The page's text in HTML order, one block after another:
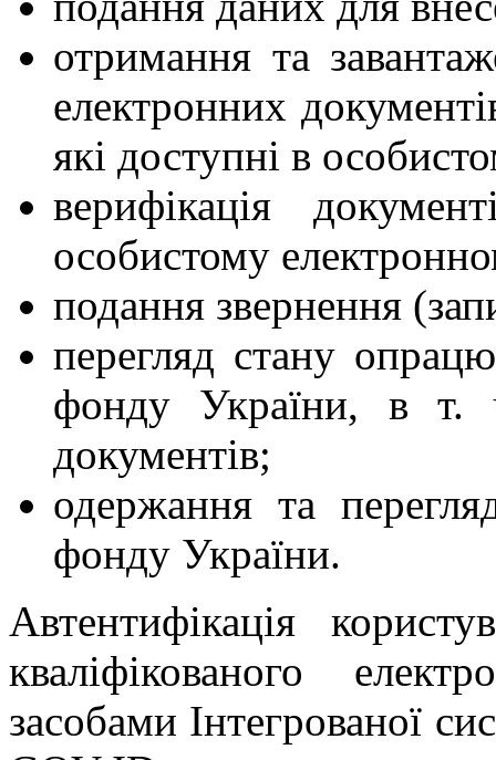
отримання та
електронних
які доступні в
верифікація
особистому
подання звернення
перегляд стану
фонду України, в т.
документів;
одержання та
фонду України.
Автентифікація
кваліфікованого
засобами Інтегрованої